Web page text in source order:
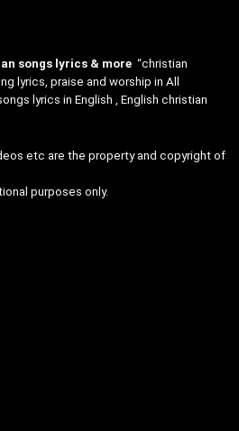
songs lyrics & more “christian
lyrics, praise and worship in All
lyrics in English , English christian
etc are the property and copyright of
purposes only.